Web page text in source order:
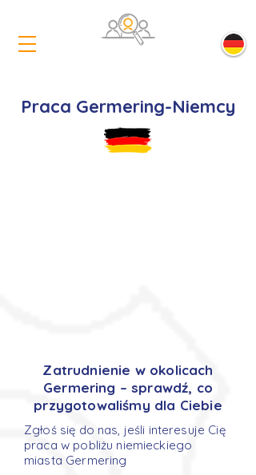
Praca Germering-Niemcy
Zatrudnienie w okolicach
Germering – sprawdź, co
przygotowaliśmy dla Ciebie
Zgłoś się do nas, jeśli interesuje Cię
praca w pobliżu niemieckiego
miasta Germering